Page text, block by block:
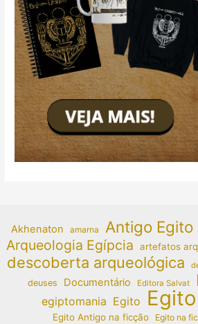
Akhenaton amarna Antigo Egito
Arqueologia Egípcia artefatos
descoberta arqueológica
deuses Documentário Editora Salvat
egiptomania Egito
Egito Antigo na ficção Egito na